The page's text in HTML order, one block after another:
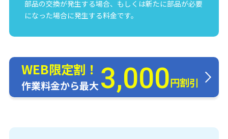
部品の交換が発生する場合、もしくは新たに部品が必要
になった場合に発生する料金です。
WEB限定割！
作業料金から最大 3,000円割引